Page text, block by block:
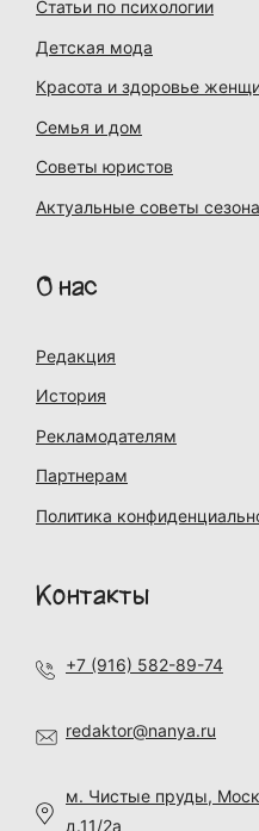
Статьи по психологии
Детская мода
Красота и здоровье
Семья и дом
Советы юристов
Актуальные советы сезона
О нас
Редакция
История
Рекламодателям
Партнерам
Политика
Контакты
+7 (916) 582-89-74
redaktor@nanya.ru
м. Чистые пруды,
д.11/2а